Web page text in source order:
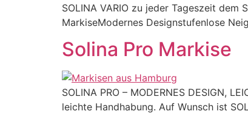
SOLINA VARIO zu jeder Tageszeit
MarkiseModernes Designstufenlose
Solina Pro Markise
SOLINA PRO – MODERNES DESIGN,
leichte Handhabung. Auf Wunsch ist